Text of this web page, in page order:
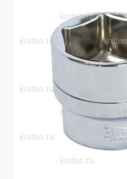
Производители
Юридические данные